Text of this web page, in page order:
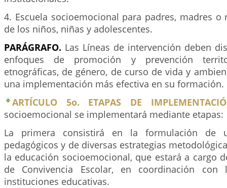
4. Escuela socioemocional para padres, madres o
de los niños, niñas y adolescentes.
PARÁGRAFO. Las Líneas de intervención deben
enfoques de promoción y prevención
etnográficas, de género, de curso de vida y
una implementación más efectiva en su formación.
ARTÍCULO 5o. ETAPAS DE
socioemocional se implementará mediante etapas:
La primera consistirá en la formulación de
pedagógicos y de diversas estrategias
la educación socioemocional, que estará a cargo
de Convivencia Escolar, en coordinación
instituciones educativas.